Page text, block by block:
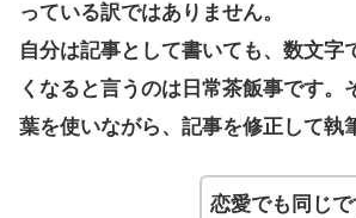
っている訳ではありません。
自分は記事として書いても、数文字
くなると言うのは日常茶飯事です。
葉を使いながら、記事を修正して執
恋愛でも同じで